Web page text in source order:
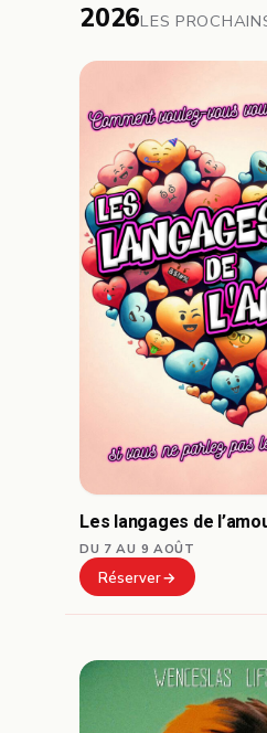
2026LES
Les langages de
DU 7 AU 9 AOÛT
Réserver